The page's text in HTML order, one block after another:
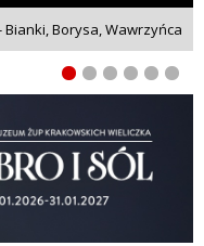
Bianki, Borysa, Wawrzyńca